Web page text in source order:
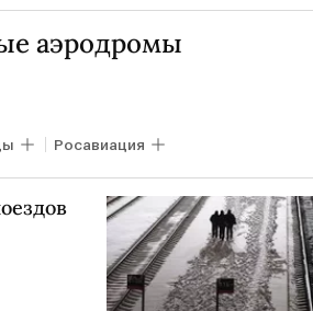
аэродромы
Росавиация